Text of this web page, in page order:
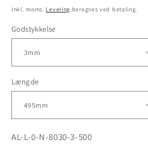
Inkl. moms. Levering beregnes ved betaling.
Godstykkelse
Længde
SKU:
AL-L-0-N-8030-3-500